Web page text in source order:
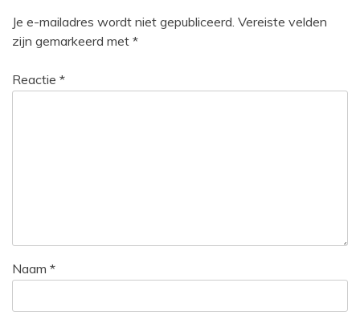
Je e-mailadres wordt niet gepubliceerd. Vereiste velden
zijn gemarkeerd met *
Reactie *
Naam *